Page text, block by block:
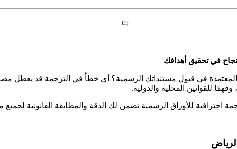
في تحقيق أهدافك
المعتمدة في قبول مستنداتك الرسمية؟ أي خطأ في الترجمة قد يعطل
للقوانين المحلية والدولية.
احترافية للأوراق الرسمية تضمن لك الدقة والمطابقة القانونية